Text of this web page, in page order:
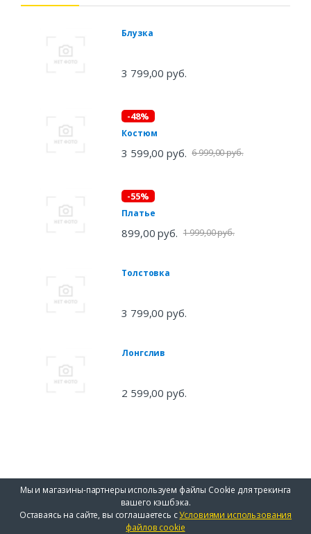
Блузка
3 799,00 руб.
-48%
Костюм
3 599,00 руб. 6 999,00 руб.
-55%
Платье
899,00 руб. 1 999,00 руб.
Толстовка
3 799,00 руб.
Лонгслив
2 599,00 руб.
Мы и магазины-партнеры используем файлы Cookie для трекинга
вашего кэшбэка.
Оставаясь на сайте, вы соглашаетесь сУсловиями использования
файлов cookie